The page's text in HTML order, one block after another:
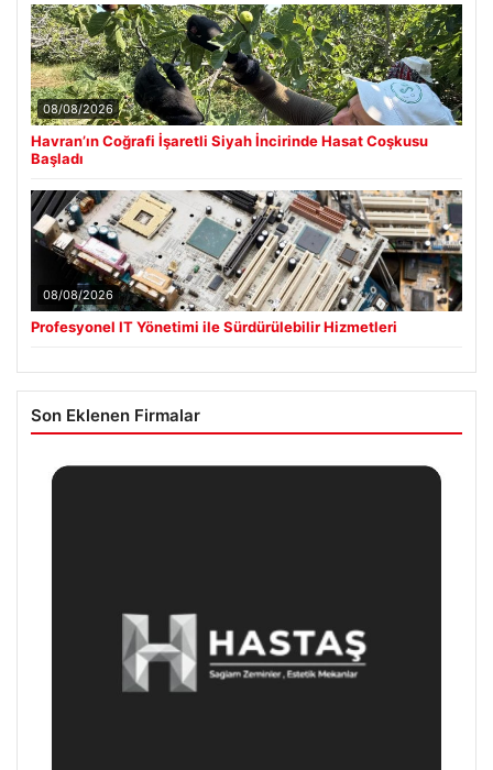
08/08/2026
Havran’ın Coğrafi İşaretli Siyah İncirinde Hasat Coşkusu
Başladı
08/08/2026
Profesyonel IT Yönetimi ile Sürdürülebilir Hizmetleri
Son Eklenen Firmalar